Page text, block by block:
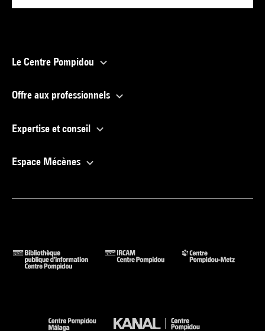
Le Centre Pompidou
Offre aux professionnels
Expertise et conseil
Espace Mécènes